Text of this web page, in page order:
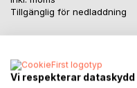
Tillgänglig för nedladdning
Vi respekterar dataskydd